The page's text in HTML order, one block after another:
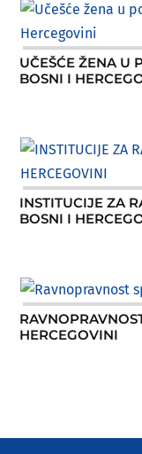
UČEŠĆE ŽENA U
BOSNI I
INSTITUCIJE ZA
BOSNI I
HERCEGOVINI